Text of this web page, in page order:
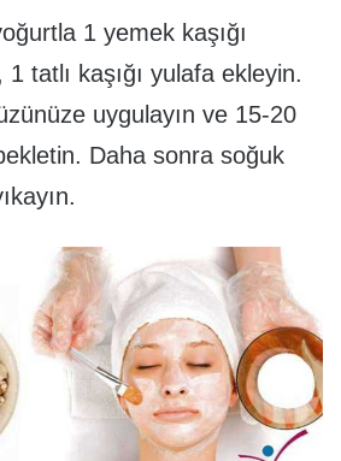
1 yemek kaşığı
tatlı kaşığı yulafa ekleyin.
uygulayın ve 15-20
Daha sonra soğuk